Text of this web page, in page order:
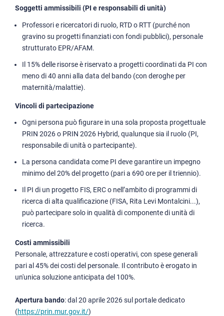
Soggetti ammissibili (PI e responsabili di unità)
Professori e ricercatori di ruolo, RTD o RTT (purché non
gravino su progetti finanziati con fondi pubblici), personale
strutturato EPR/AFAM.
Il 15% delle risorse è riservato a progetti coordinati da PI con
meno di 40 anni alla data del bando (con deroghe per
maternità/malattie).
Vincoli di partecipazione
Ogni persona può figurare in una sola proposta progettuale
PRIN 2026 o PRIN 2026 Hybrid, qualunque sia il ruolo (PI,
responsabile di unità o partecipante).
La persona candidata come PI deve garantire un impegno
minimo del 20% del progetto (pari a 690 ore per il triennio).
Il PI di un progetto FIS, ERC o nell’ambito di programmi di
ricerca di alta qualificazione (FISA, Rita Levi Montalcini...),
può partecipare solo in qualità di componente di unità di
ricerca.
Costi ammissibili
Personale, attrezzature e costi operativi, con spese generali
pari al 45% dei costi del personale. Il contributo è erogato in
un'unica soluzione anticipata del 100%.
Apertura bando: dal 20 aprile 2026 sul portale dedicato
(https://prin.mur.gov.it/)